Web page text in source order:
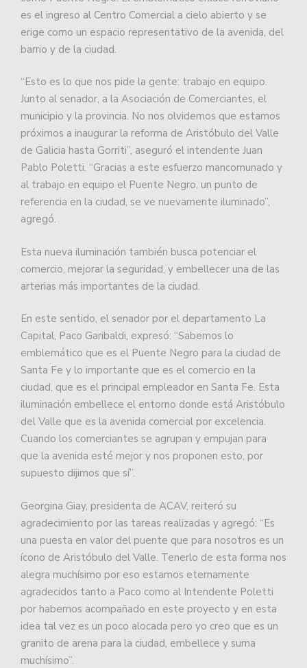
es el ingreso al Centro Comercial a cielo abierto y se
erige como un espacio representativo de la avenida, del
barrio y de la ciudad.
“Esto es lo que nos pide la gente: trabajo en equipo.
Junto al senador, a la Asociación de Comerciantes, el
municipio y la provincia. No nos olvidemos que estamos
próximos a inaugurar la reforma de Aristóbulo del Valle
de Galicia hasta Gorriti”, aseguró el intendente Juan
Pablo Poletti. “Gracias a este esfuerzo mancomunado y
al trabajo en equipo el Puente Negro, un punto de
referencia en la ciudad, se ve nuevamente iluminado”,
agregó.
Esta nueva iluminación también busca potenciar el
comercio, mejorar la seguridad, y embellecer una de las
arterias más importantes de la ciudad.
En este sentido, el senador por el departamento La
Capital, Paco Garibaldi, expresó: “Sabemos lo
emblemático que es el Puente Negro para la ciudad de
Santa Fe y lo importante que es el comercio en la
ciudad, que es el principal empleador en Santa Fe. Esta
iluminación embellece el entorno donde está Aristóbulo
del Valle que es la avenida comercial por excelencia.
Cuando los comerciantes se agrupan y empujan para
que la avenida esté mejor y nos proponen esto, por
supuesto dijimos que sí”.
Georgina Giay, presidenta de ACAV, reiteró su
agradecimiento por las tareas realizadas y agregó: “Es
una puesta en valor del puente que para nosotros es un
ícono de Aristóbulo del Valle. Tenerlo de esta forma nos
alegra muchísimo por eso estamos eternamente
agradecidos tanto a Paco como al Intendente Poletti
por habernos acompañado en este proyecto y en esta
idea tal vez es un poco alocada pero yo creo que es un
granito de arena para la ciudad, embellece y suma
muchísimo”.